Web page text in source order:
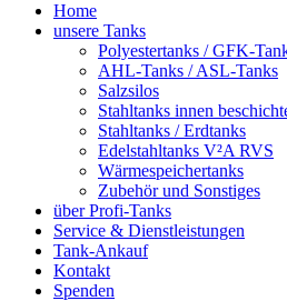
Home
unsere Tanks
Polyestertanks / GFK-
AHL-Tanks / ASL-Tanks
Salzsilos
Stahltanks innen
Stahltanks / Erdtanks
Edelstahltanks V²A RVS
Wärmespeichertanks
Zubehör und Sonstiges
über Profi-Tanks
Service & Dienstleistungen
Tank-Ankauf
Kontakt
Spenden